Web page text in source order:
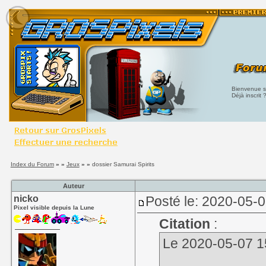
Bienvenue
Déjà inscrit
Index du Forum» » Jeux» » dossier Samurai Spirits
Auteur
nicko
Pixel visible depuis la Lune
Posté le: 2020-05-
Citation :
Le 2020-05-07